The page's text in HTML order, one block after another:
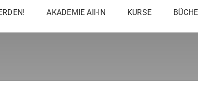
AKADEMIE All-IN KURSE